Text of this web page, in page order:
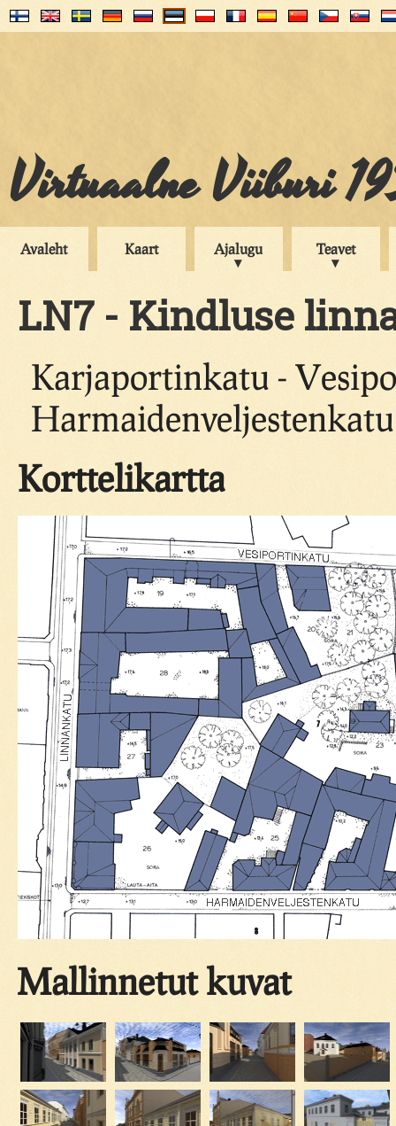
Virtuaalne Viiburi
Avaleht Kaart Ajalugu Teavet
LN7 - Kindluse
Karjaportinkatu -
Korttelikartta
Mallinnetut kuvat